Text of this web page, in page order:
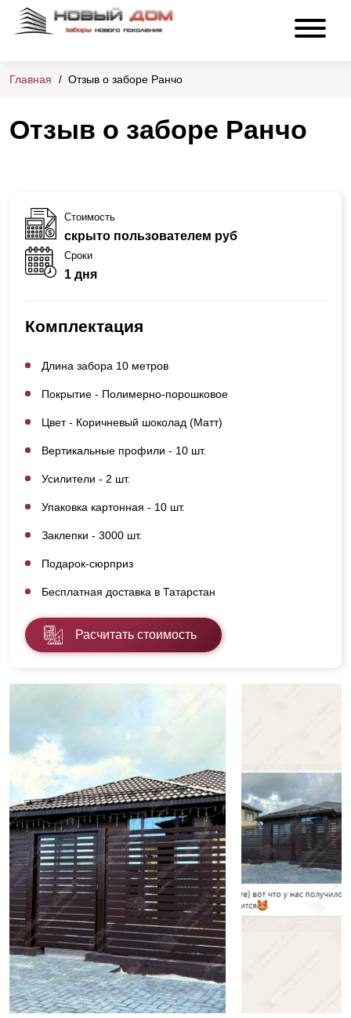
Главная Отзыв о заборе Ранчо
Отзыв о заборе Ранчо
Стоимость
скрыто пользователем руб
Сроки
1 дня
Комплектация
Длина забора 10 метров
Покрытие - Полимерно-порошковое
Цвет - Коричневый шоколад (Матт)
Вертикальные профили - 10 шт.
Усилители - 2 шт.
Упаковка картонная - 10 шт.
Заклепки - 3000 шт.
Подарок-сюрприз
Бесплатная доставка в Татарстан
Расчитать стоимость